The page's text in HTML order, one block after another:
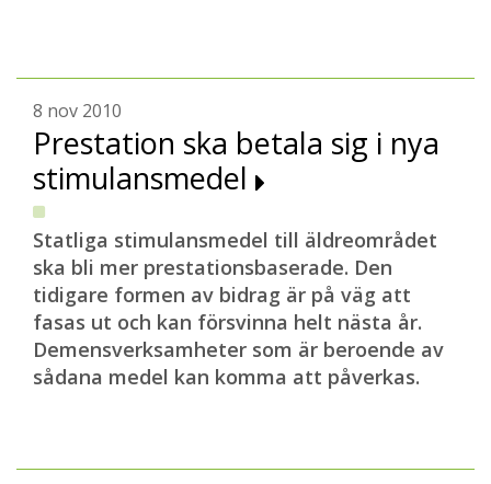
8 nov 2010
Prestation ska betala sig i nya
stimulansmedel
Statliga stimulansmedel till äldreområdet
ska bli mer prestationsbaserade. Den
tidigare formen av bidrag är på väg att
fasas ut och kan försvinna helt nästa år.
Demensverksamheter som är beroende av
sådana medel kan komma att påverkas.